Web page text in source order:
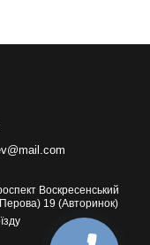
Воскресенський
19 (Авторинок)